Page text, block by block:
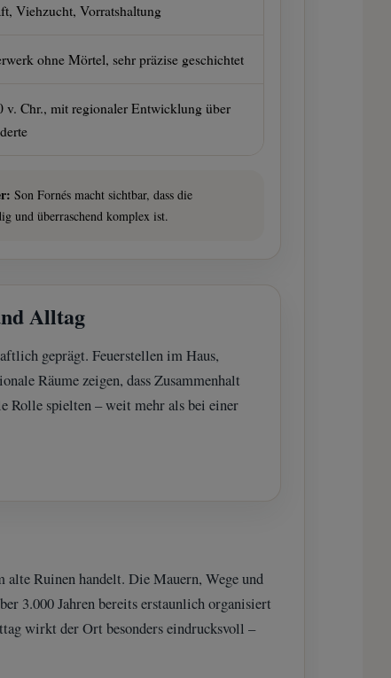
Viehzucht, Vorratshaltung
ohne Mörtel, sehr präzise geschichtet
v. Chr., mit regionaler Entwicklung über
Son Fornés macht sichtbar, dass die
und überraschend komplex ist.
Alltag
geprägt. Feuerstellen im Haus,
Räume zeigen, dass Zusammenhalt
Rolle spielten – weit mehr als bei einer
Ruinen handelt. Die Mauern, Wege und
3.000 Jahren bereits erstaunlich organisiert
wirkt der Ort besonders eindrucksvoll –